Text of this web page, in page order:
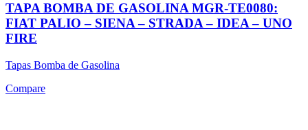
TAPA BOMBA DE GASOLINA MGR-TE0080:
FIAT PALIO – SIENA – STRADA – IDEA – UNO
FIRE
Tapas Bomba de Gasolina
Compare